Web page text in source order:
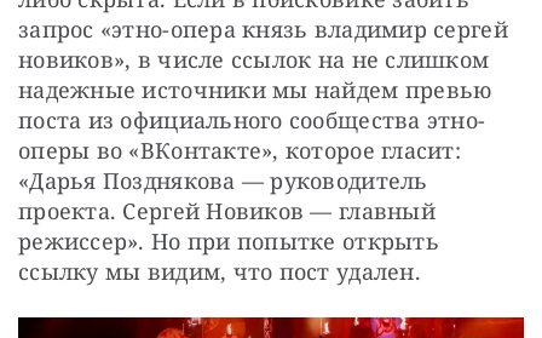
запрос «этно-опера князь владимир сергей
новиков», в числе ссылок на не слишком
надежные источники мы найдем превью
поста из официального сообщества этно-
оперы во «ВКонтакте», которое гласит:
«Дарья Позднякова — руководитель
проекта. Сергей Новиков — главный
режиссер». Но при попытке открыть
ссылку мы видим, что пост удален.